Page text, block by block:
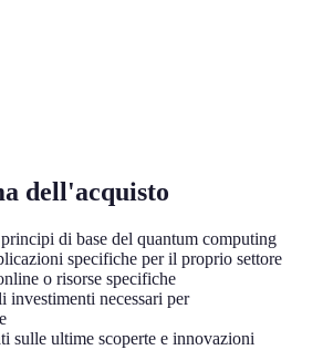
dell'acquisto
di base del quantum computing
specifiche per il proprio settore
o risorse specifiche
investimenti necessari per
sulle ultime scoperte e innovazioni